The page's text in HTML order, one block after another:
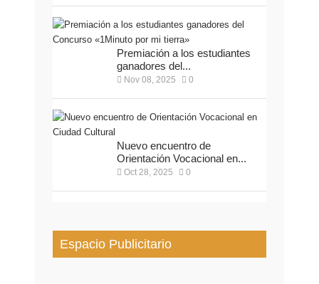
Premiación a los estudiantes
ganadores del...
Nov 08, 2025 0
Nuevo encuentro de
Orientación Vocacional en...
Oct 28, 2025 0
Espacio Publicitario